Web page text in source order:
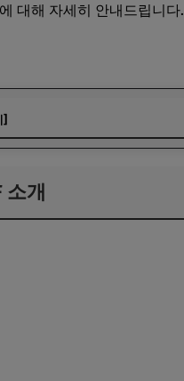
대해 자세히 안내드립니다.
]
소개